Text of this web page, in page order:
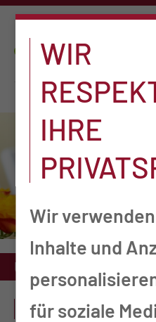
Unsere Praxen
PRAXIS AN
WIR
IHRE
Wir
Inhalte und
für soziale